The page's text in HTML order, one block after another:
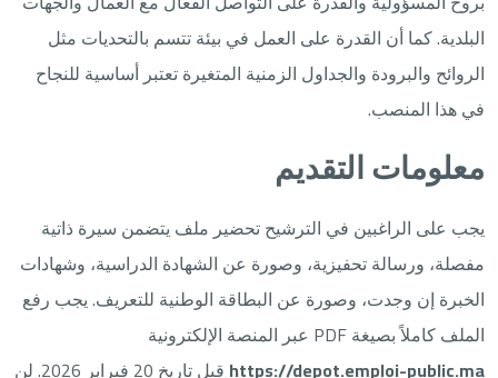
البلدية. كما أن القدرة على العمل في بيئة تتسم بالتحديات مثل
الروائح والبرودة والجداول الزمنية المتغيرة تعتبر أساسية للنجاح
في هذا المنصب.
معلومات التقديم
يجب على الراغبين في الترشيح تحضير ملف يتضمن سيرة ذاتية
مفصلة، ورسالة تحفيزية، وصورة عن الشهادة الدراسية، وشهادات
الخبرة إن وجدت، وصورة عن البطاقة الوطنية للتعريف. يجب رفع
الملف كاملاً بصيغة PDF عبر المنصة الإلكترونية
https://depot.emploi-public.ma
قبل تاريخ 20 فبراير 2026. لن